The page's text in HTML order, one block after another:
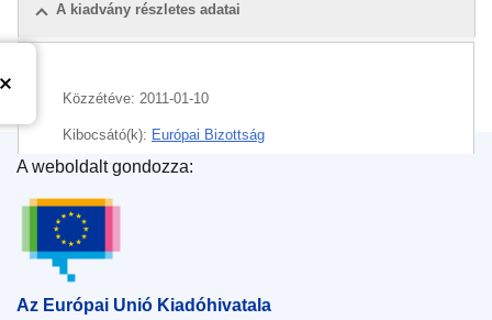
A kiadvány részletes adatai
Közzétéve: 2011-01-10
Kibocsátó(k): Európai Bizottság
Élelmiszerbiztonsági Hatóság
információs hálózat
CELEX : 32011R0016
ELI :reg/2011/16(1)/oj
Az Európai Unió Kiadóhivatala
A weboldalt gondozza:
Az Európai Unió Kiadóhivatala